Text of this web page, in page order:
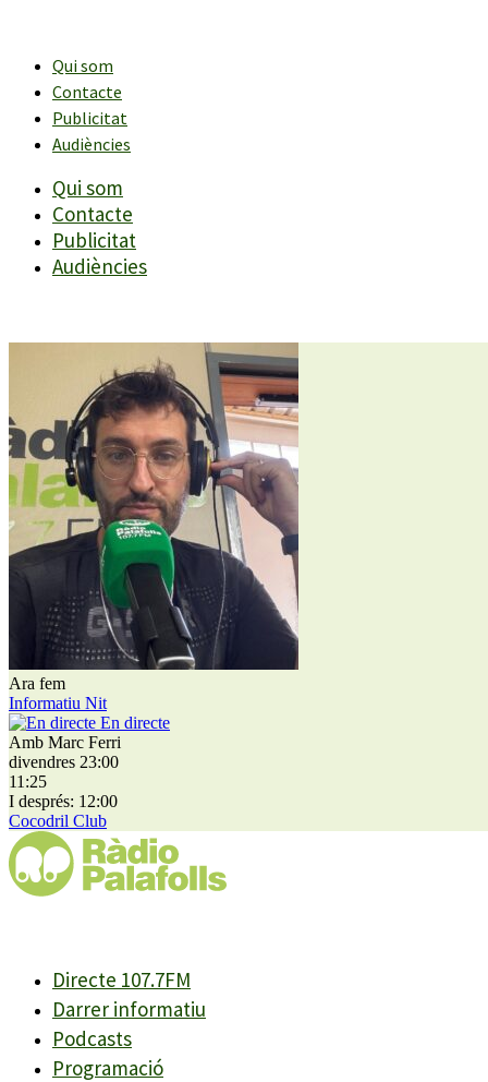
contingutQui som
Contacte
Publicitat
Audiències
Qui som
Contacte
Publicitat
Audiències
Ara fem
Informatiu Nit
En directe
Amb Marc Ferri
divendres 23:00
11:25
I després: 12:00
Cocodril Club
Directe 107.7FM
Darrer informatiu
Podcasts
Programació